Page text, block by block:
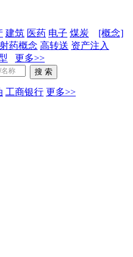
建筑 医药 电子 煤炭
[概念]
药概念 高转送 资产注入
更多>>
工商银行 更多>>